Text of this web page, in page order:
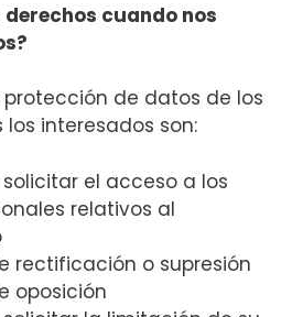
derechos cuando nos
protección de datos de los
interesados son:
el acceso a los
relativos al
rectificación o supresión
oposición